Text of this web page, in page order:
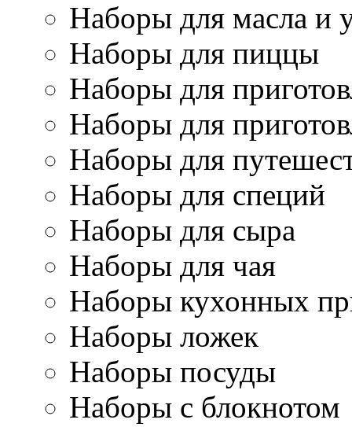
Наборы для масла и
Наборы для пиццы
Наборы для
Наборы для
Наборы для
Наборы для специй
Наборы для сыра
Наборы для чая
Наборы кухонных
Наборы ложек
Наборы посуды
Наборы с блокнотом